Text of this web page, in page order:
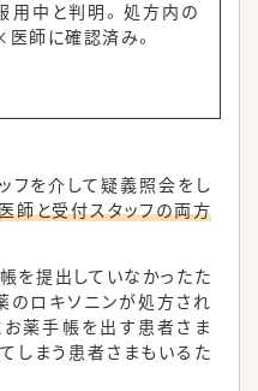
用中と判明。処方内の
師に確認済み。
フを介して疑義照会をし
師と受付スタッフの両方
を提出していなかったた
のロキソニンが処方され
薬手帳を出す患者さま
しまう患者さまもいるた